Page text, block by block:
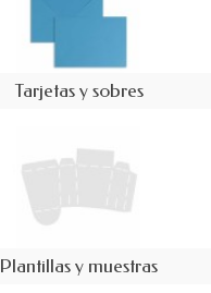
Tarjetas y sobres
Plantillas y muestras